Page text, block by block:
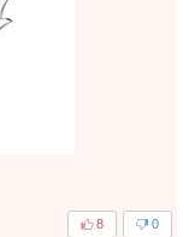
0
8